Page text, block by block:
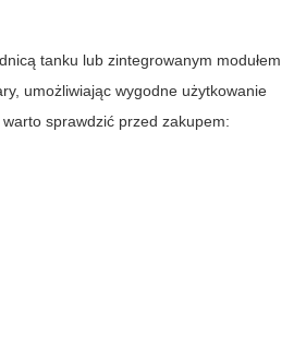
tanku lub zintegrowanym modułem
umożliwiając wygodne użytkowanie
sprawdzić przed zakupem: